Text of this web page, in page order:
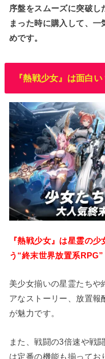
序盤をスムーズに突破
まった時に購入して、
めです。
『熱戦少女』は面白
『熱戦少女』は星霊の
う“終末世界放置系RPG”
美少女揃いの星霊たちや
アなストーリー、放置報
が魅力です。
また、戦闘の3倍速や戦
は定番の機能も揃って